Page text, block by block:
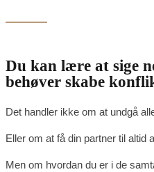
Du kan lære at sige
behøver skabe
Det handler ikke om at undgå
Eller om at få din partner til altid
Men om hvordan du er i de